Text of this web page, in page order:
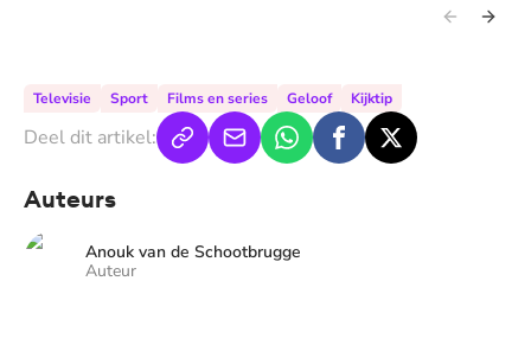
Televisie Sport Films en series Geloof Kijktip
Deel dit artikel:
Auteurs
Anouk van de Schootbrugge
Auteur